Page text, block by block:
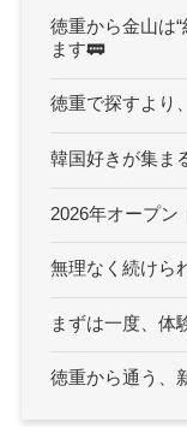
徳重から金山は
ます🚃
徳重で探すより
韓国好きが集ま
2026年オープン
無理なく続けら
まずは一度、体
徳重から通う、